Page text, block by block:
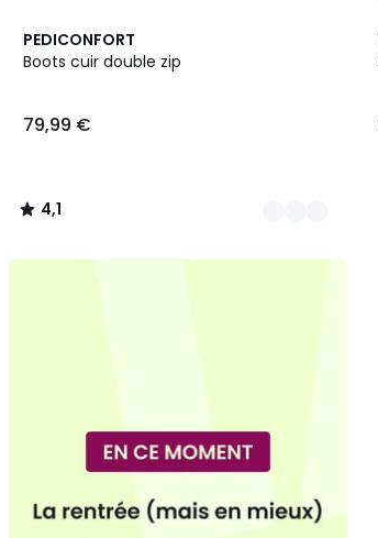
PEDICONFORT
Boots cuir double zip
79,99 €
4,1
/ 5
5
Couleurs
4,1
/